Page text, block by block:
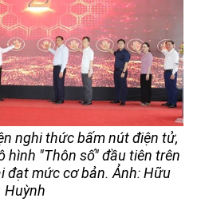
nghi thức bấm nút điện tử,
hình "Thôn số" đầu tiên trên
đạt mức cơ bản. Ảnh: Hữu
Huỳnh